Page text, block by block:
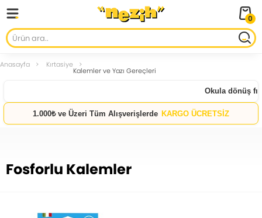
0
Anasayfa Kırtasiye
Kalemler ve Yazı Gereçleri
Okula dönüş fırsatları
1.000₺ ve Üzeri Tüm Alışverişlerde KARGO ÜCRETSİZ
Fosforlu Kalemler